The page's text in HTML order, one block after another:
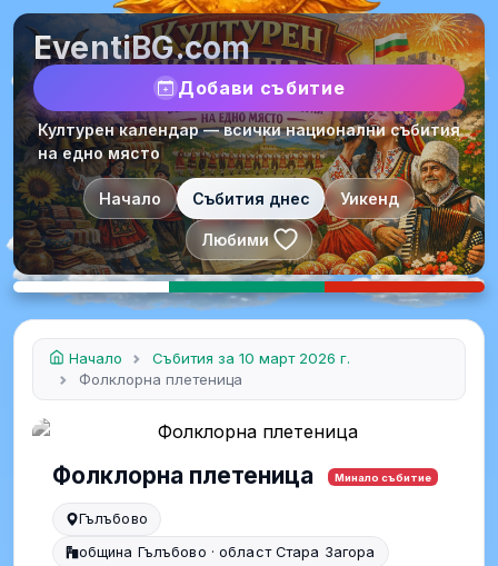
EventiBG.com
Добави събитие
Културен календар — всички национални събития
на едно място
Начало Събития днес Уикенд
Любими
Начало
Събития за 10 март 2026 г.
Фолклорна плетеница
Фолклорна плетеница Минало събитие
Гълъбово
община Гълъбово · област Стара Загора